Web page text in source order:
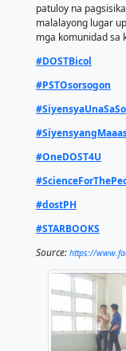
Specialist II
Escober,
Project
Layunin nito
sa
system.
nagpatuloy
nilalaman nito.
Ang
library in a
ibang
patuloy na
malalayong
mga